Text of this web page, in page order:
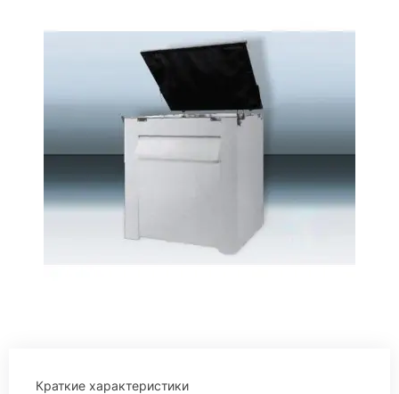
Краткие характеристики